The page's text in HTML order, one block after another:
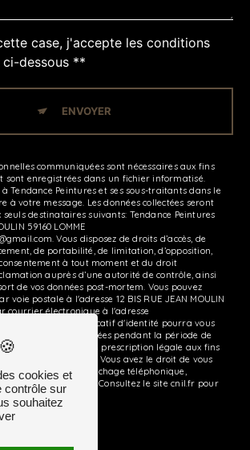
case, j'accepte les conditions
dessous **
ENVOYER
communiquées sont nécessaires aux fins
sont enregistrées dans un fichier informatisé.
à Tendance Peintures et ses sous-traitants dans le
à votre message. Les données collectées seront
destinataires suivants: Tendance Peintures
59160 LOMME
Vous disposez de droits d’accès, de
de portabilité, de limitation, d’opposition,
à tout moment et du droit
auprès d’une autorité de contrôle, ainsi
de vos données post-mortem. Vous pouvez
voie postale à l'adresse 12 BIS RUE JEAN MOULIN
courrier électronique à l'adresse
Un justificatif d'identité pourra vous
conservons vos données pendant la période de
pendant la durée de prescription légale aux fins
des contentieux. Vous avez le droit de vous
au démarchage téléphonique,
Bloctel.gouv.fr
. Consultez le site cnil.fr pour
sur vos droits.
cookies et
contrôle sur
souhaitez